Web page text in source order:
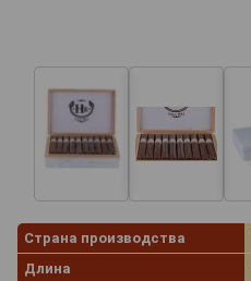
Страна производства
Длина